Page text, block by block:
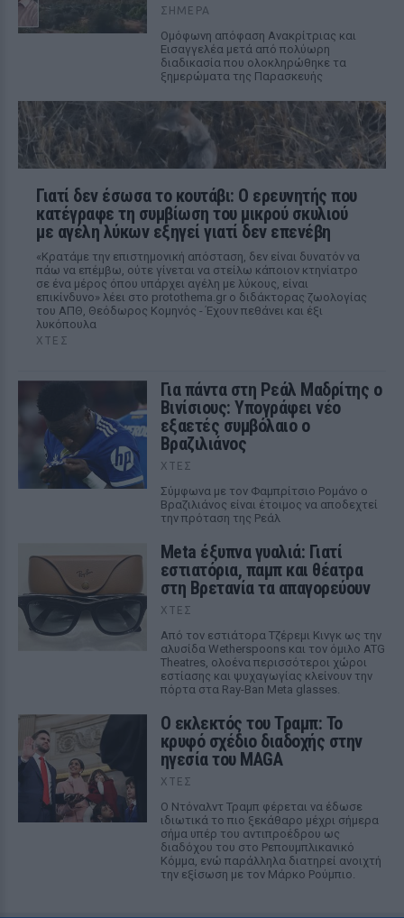
ΣΉΜΕΡΑ
Ομόφωνη απόφαση Ανακρίτριας και
Εισαγγελέα μετά από πολύωρη
διαδικασία που ολοκληρώθηκε τα
ξημερώματα της Παρασκευής
Γιατί δεν έσωσα το κουτάβι: Ο ερευνητής που
κατέγραφε τη συμβίωση του μικρού σκυλιού
με αγέλη λύκων εξηγεί γιατί δεν επενέβη
«Κρατάμε την επιστημονική απόσταση, δεν είναι δυνατόν να
πάω να επέμβω, ούτε γίνεται να στείλω κάποιον κτηνίατρο
σε ένα μέρος όπου υπάρχει αγέλη με λύκους, είναι
επικίνδυνο» λέει στο protothema.gr ο διδάκτορας ζωολογίας
του ΑΠΘ, Θεόδωρος Κομηνός - Έχουν πεθάνει και έξι
λυκόπουλα
ΧΤΕΣ
Για πάντα στη Ρεάλ Μαδρίτης ο
Βινίσιους: Υπογράφει νέο
εξαετές συμβόλαιο ο
Βραζιλιάνος
ΧΤΕΣ
Σύμφωνα με τον Φαμπρίτσιο Ρομάνο ο
Βραζιλιάνος είναι έτοιμος να αποδεχτεί
την πρόταση της Ρεάλ
Meta έξυπνα γυαλιά: Γιατί
εστιατόρια, παμπ και θέατρα
στη Βρετανία τα απαγορεύουν
ΧΤΕΣ
Από τον εστιάτορα Τζέρεμι Κινγκ ως την
αλυσίδα Wetherspoons και τον όμιλο ATG
Theatres, ολοένα περισσότεροι χώροι
εστίασης και ψυχαγωγίας κλείνουν την
πόρτα στα Ray-Ban Meta glasses.
Ο εκλεκτός του Τραμπ: Το
κρυφό σχέδιο διαδοχής στην
ηγεσία του MAGA
ΧΤΕΣ
Ο Ντόναλντ Τραμπ φέρεται να έδωσε
ιδιωτικά το πιο ξεκάθαρο μέχρι σήμερα
σήμα υπέρ του αντιπροέδρου ως
διαδόχου του στο Ρεπουμπλικανικό
Κόμμα, ενώ παράλληλα διατηρεί ανοιχτή
την εξίσωση με τον Μάρκο Ρούμπιο.